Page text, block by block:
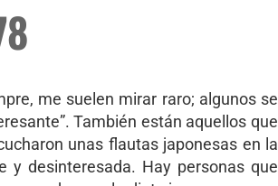
me suelen mirar raro; algunos se
También están aquellos que
unas flautas japonesas en la
y desinteresada. Hay personas que